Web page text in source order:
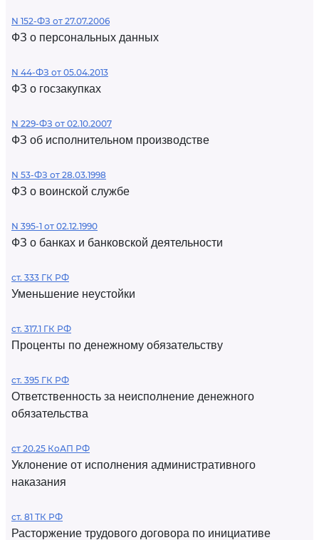
N 152-ФЗ от 27.07.2006
ФЗ о персональных данных
N 44-ФЗ от 05.04.2013
ФЗ о госзакупках
N 229-ФЗ от 02.10.2007
ФЗ об исполнительном производстве
N 53-ФЗ от 28.03.1998
ФЗ о воинской службе
N 395-1 от 02.12.1990
ФЗ о банках и банковской деятельности
ст. 333 ГК РФ
Уменьшение неустойки
ст. 317.1 ГК РФ
Проценты по денежному обязательству
ст. 395 ГК РФ
Ответственность за неисполнение денежного
обязательства
ст 20.25 КоАП РФ
Уклонение от исполнения административного
наказания
ст. 81 ТК РФ
Расторжение трудового договора по инициативе